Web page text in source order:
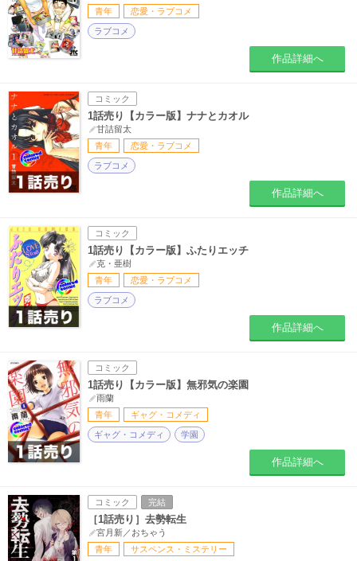
青年
恋愛・ラブコメ
ラブコメ
作品詳細へ
コミック
1話売り【カラー版】ナナとカオル
甘詰留太
青年
恋愛・ラブコメ
ラブコメ
作品詳細へ
コミック
1話売り【カラー版】ふたりエッチ
克・亜樹
青年
恋愛・ラブコメ
ラブコメ
作品詳細へ
コミック
1話売り【カラー版】無邪気の楽園
雨蘭
青年
ギャグ・コメディ
ギャグ・コメディ 学園
作品詳細へ
コミック 完結
［1話売り］去勢転生
宮月新／おちゃう
青年
サスペンス・ミステリー